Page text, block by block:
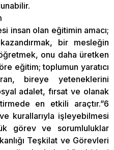
insan olan eğitimin amacı;
bir mesleğin
onu daha üretken
eğitim; toplumun yaratıcı
bireye yeteneklerini
adalet, fırsat ve olanak
en etkili araçtır.”6
kurallarıyla işleyebilmesi
görev ve sorumluluklar
Teşkilat ve Görevleri